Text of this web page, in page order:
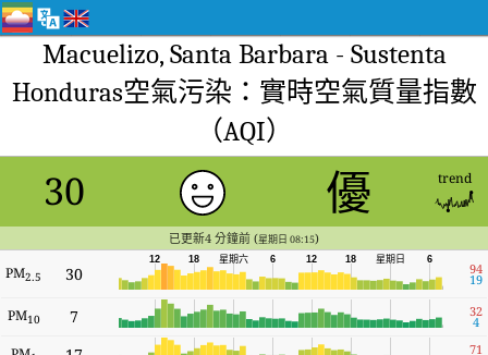
Macuelizo, Santa Barbara - Sustenta
Honduras空氣污染：實時空氣質量指數
（AQI）
30 優 trend
已更新4 分鐘前 (星期日 08:15)
PM2.5 30
6
星期日
18
12
6
星期六
18
12
94
19
PM10 7 32
4
71